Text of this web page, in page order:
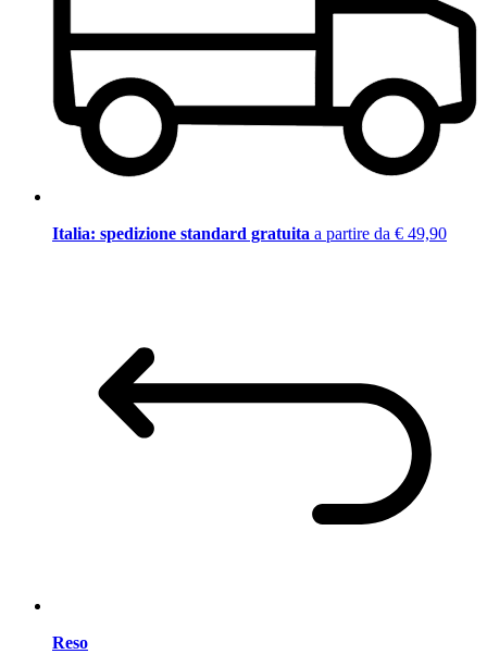
Italia: spedizione standard gratuita a partire da € 49,90
Reso